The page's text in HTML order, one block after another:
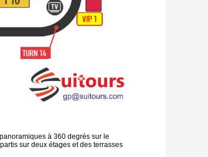
à 360 degrés sur le
sur deux étages et des terrasses